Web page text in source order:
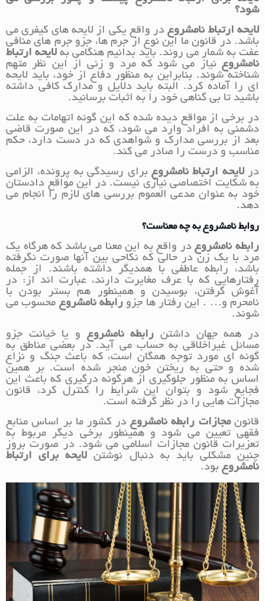
شود؟
لایحه ارتباط نامشروعدر واقع یکی از لایحه های کیفری می
باشد. در قانون ما این نوع از جرم ها، جزو جرم های منافی
عفت به شمار می روند. باید بدانیم هنگامی به لایحه ارتباط
نامشروع نیاز می شود که مرد و زنی از این نظر متهم
شناخته شوند. بنابراین به منظور دفاع از خود، باید لایحه
ای را آماده کرد. البته باید دلایل و مدارک کافی داشته
باشید تا بی گناهی خود را به اثبات برسانید.
در برخی از مواقع دیده شده که این گونه اتهامات به علت
دشمنی به افراد وارد می شود، که در این صورت قاضی
بعد از بررسی مدارک و شواهدی که در دست دارد، حکم
مناسب و درست را صادر می کند.
درلایحه ارتباط نامشروع برای رسیدگی به پرونده، الزامی
به شکایت اختصاصی نیازی نیست. در این مواقع دادستان
خود به عنوان مدعی العموم بررسی های لازم را انجام می
دهد.
روابط نامشروع به چه معناست؟
رابطه نامشروعدر واقع به این معنا می باشد که هرگاه یک
مرد با یک زن در حالی که نکاحی بین آنها صورت نگرفته
باشد، رابطه عاطفی با همدیگر داشته باشند. از جمله
رفتارهایی که با عرف مغایرت دارند، عبارت اند از: در
آغوش گرفتن، بوسیدن و همینطور هم بستر بودن با
نامحرم و… . این رفتار ها جزورابطه نامشروع محسوب می
شوند.
در همه جهان داشتن رابطه نامشروع و یا خیانت جزو
مسائل غیراخلاقی به حساب می آید. در بعضی مناطق به
گونه ای مورد توجه همگان است، که باعث جنگ و نزاع
شده و حتی به ریختن خون منجر شده است. بر همین
اساس به منظور جلوگیری از هرگونه درگیری که باعث این
فجایع شود و بتوان این شرایط را کنترل کرد، قانون
مجازات هایی را در نظر گرفته است.
قانونمجازات رابطه نامشروع در کشور ما بر اساس منابع
فقهی تعیین می شود و همینطور برخی دیگر مربوط به
تعزیرات قانون مجازات اسلامی می شود. در صورت بروز
چنین مشکلی باید به دنبال نوشتن لایحه برای ارتباط
نامشروع بود.